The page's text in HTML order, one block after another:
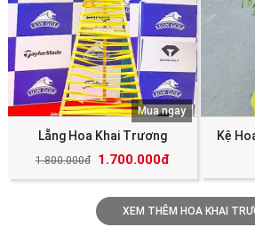
Lẵng Hoa Khai Trương
1.800.000đ 1.700.000đ
Mua ngay
Kệ
XEM THÊM HOA KHAI